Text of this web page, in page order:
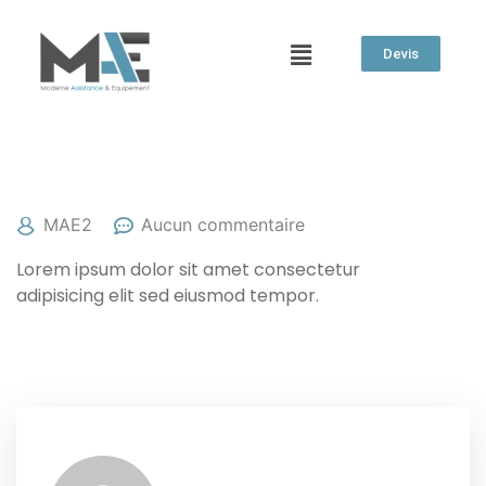
Devis
MAE2 Aucun commentaire
Lorem ipsum dolor sit amet consectetur
adipisicing elit sed eiusmod tempor.